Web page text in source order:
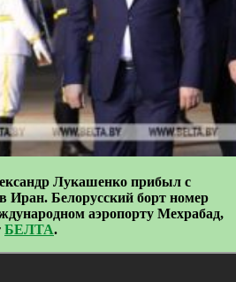
Лукашенко прибыл с
Иран. Белорусский борт номер
аэропорту Мехрабад,
БЕЛТА.